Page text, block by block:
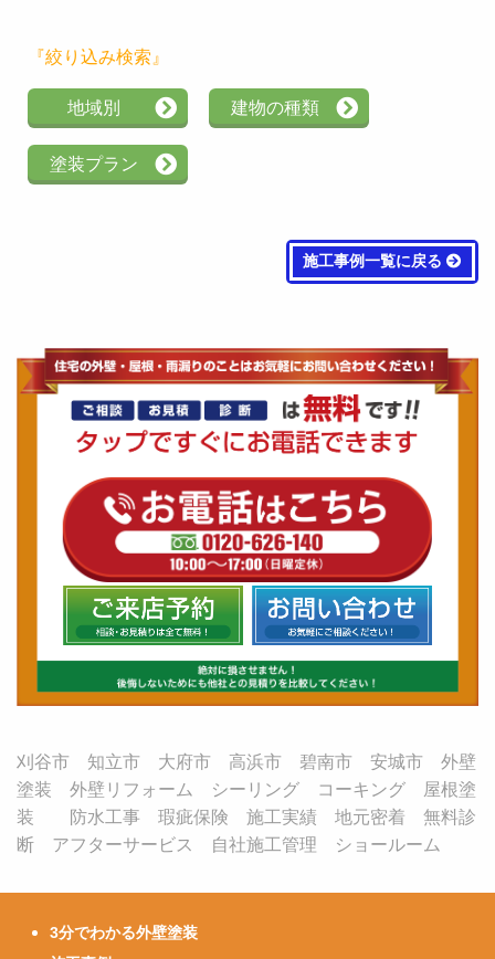
『絞り込み検索』
地域別 建物の種類
塗装プラン
施工事例一覧に戻る
刈谷市 知立市 大府市 高浜市 碧南市 安城市 外壁
塗装 外壁リフォーム シーリング コーキング 屋根塗
装 防水工事 瑕疵保険 施工実績 地元密着 無料診
断 アフターサービス 自社施工管理 ショールーム
3分でわかる外壁塗装